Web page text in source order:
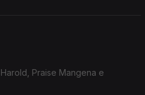
Praise Mangena e